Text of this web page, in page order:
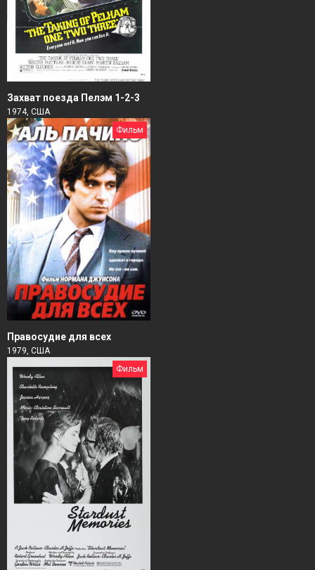
Захват поезда Пелэм 1-2-3
1974, США
Фильм
Правосудие для всех
1979, США
Фильм